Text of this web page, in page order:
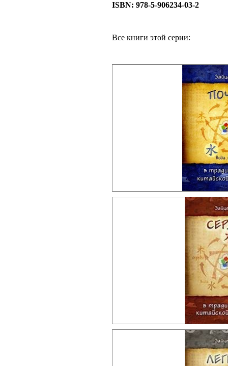
ISBN: 978-5-906234-03-2
Все книги этой серии: